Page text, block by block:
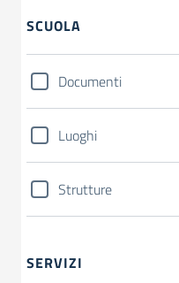
SCUOLA
Documenti
Luoghi
Strutture
SERVIZI